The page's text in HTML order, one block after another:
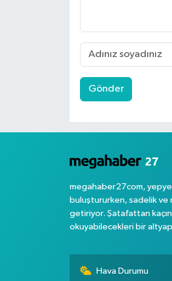
Gönder
megahaber27com,
buluştururken, sadelik ve
getiriyor. Şatafattan
okuyabilecekleri bir
Hava Durumu